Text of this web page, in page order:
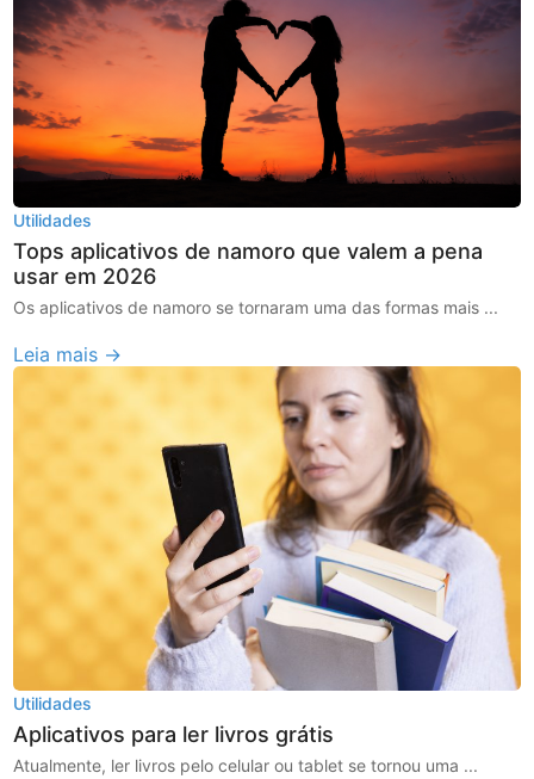
Utilidades
Tops aplicativos de namoro que valem a pena
usar em 2026
Os aplicativos de namoro se tornaram uma das formas mais ...
Leia mais →
Utilidades
Aplicativos para ler livros grátis
Atualmente, ler livros pelo celular ou tablet se tornou uma ...